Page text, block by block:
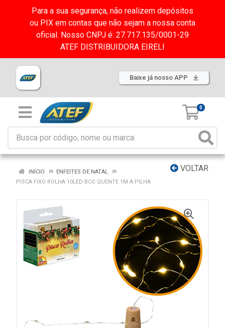
Para a sua segurança, não realizem depósitos
ou PIX em contas que não sejam a nossa conta
oficial. Nosso CNPJ é: 27.717.135/0001-29
ATEF DISTRIBUIDORA EIRELI
Baixe já nosso APP
0
VOLTAR
INÍCIO
ENFEITES DE NATAL
PISCA FIXO ROLHA 10LED BCO QUENTE 1M A PILHA